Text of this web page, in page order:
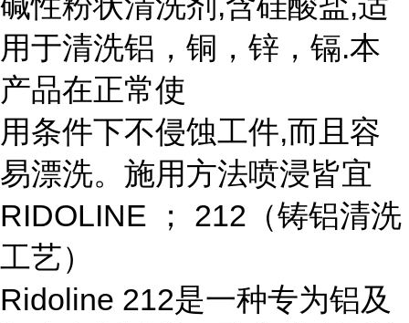
用于清洗铝，铜，锌，镉.本
产品在正常使
用条件下不侵蚀工件,而且容
易漂洗。施用方法喷浸皆宜
RIDOLINE
； 212 （铸铝清洗
工艺）
Ridoline 212是一种专为铝及